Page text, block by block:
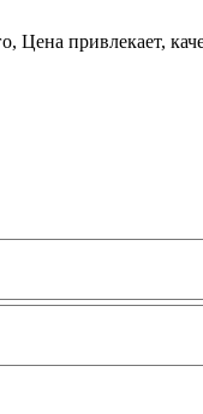
Цена привлекает,